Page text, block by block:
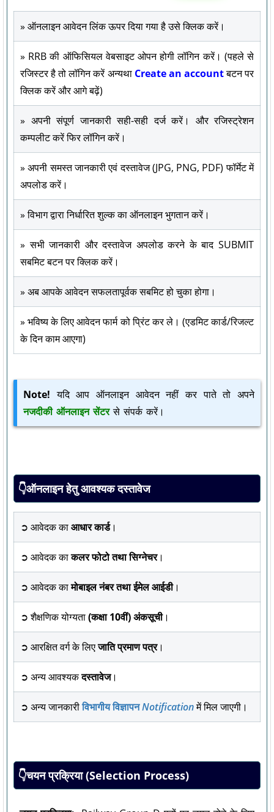
» ऑनलाइन आवेदन लिंक ऊपर दिया गया है उसे क्लिक करें।
» RRB की ऑफिसियल वेबसाइट ओपन होगी लॉगिन करें। (पहले से
रजिस्टर है तो लॉगिन करें अन्यथा Create an accountबटन पर
क्लिक करें और आगे बढ़ें)
» अपनी संपूर्ण जानकारी सही-सही दर्ज करें। और रजिस्ट्रेशन
कम्पलीट करें फिर लॉगिन करें।
» अपनी समस्त जानकारी एवं दस्तावेज (JPG, PNG, PDF) फॉर्मेट में
अपलोड करें।
» विभाग द्वारा निर्धारित शुल्क का ऑनलाइन भुगतान करें।
» सभी जानकारी और दस्तावेज अपलोड करने के बाद SUBMIT
सबमिट बटन पर क्लिक करें।
» अब आपके आवेदन सफलतापूर्वक सबमिट हो चुका होगा।
» भविष्य के लिए आवेदन फार्म को प्रिंट कर ले। (एडमिट कार्ड/रिजल्ट
के दिन काम आएगा)
Note! यदि आप ऑनलाइन आवेदन नहीं कर पाते तो अपने
नजदीकी ऑनलाइन सेंटरसे संपर्क करें।
👇ऑनलाइन हेतु आवश्यक दस्तावेज
➲ आवेदक काआधार कार्ड।
➲ आवेदक काकलर फोटो तथा सिग्नेचर।
➲ आवेदक कामोबाइल नंबर तथा ईमेल आईडी।
➲ शैक्षणिक योग्यता(कक्षा 10वीं) अंकसूची।
➲ आरक्षित वर्ग के लिएजाति प्रमाण पत्र।
➲ अन्य आवश्यकदस्तावेज।
➲ अन्य जानकारीविभागीय विज्ञापनNotificationमें मिल जाएगी।
👇चयन प्रक्रिया (Selection Process)